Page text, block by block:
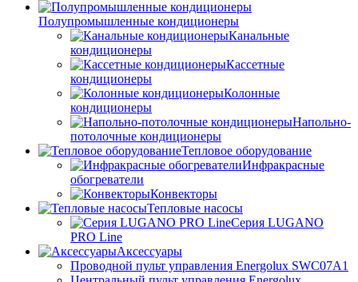
Полупромышленные кондиционеры
Канальные
кондиционеры
Кассетные
кондиционеры
Колонные
кондиционеры
Напольно-
потолочные кондиционеры
Тепловое оборудование
Инфракрасные
обогреватели
Конвекторы
Тепловые насосы
Серия LUGANO
PRO Line
Аксессуары
Проводной пульт управления Energolux SWC07A1